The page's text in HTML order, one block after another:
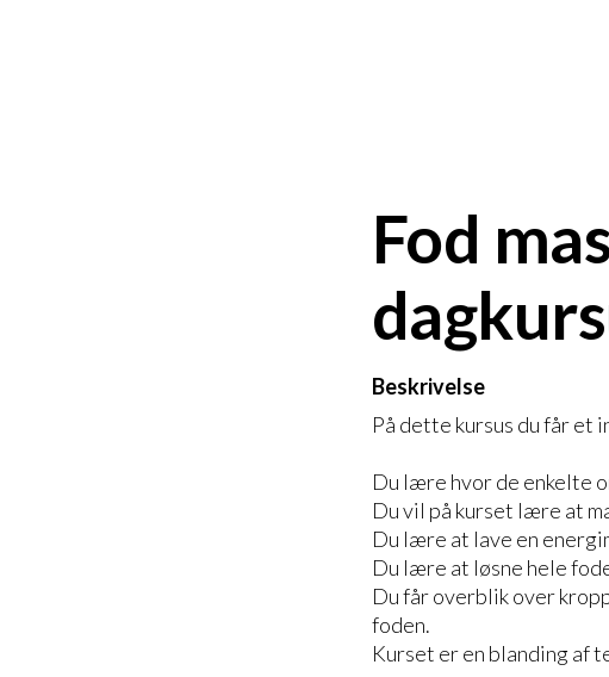
Fod
Beskrivelse
På dette kursus du får et
Du lære hvor de enkelte
Du vil på kurset lære at
Du lære at lave en
Du lære at løsne hele
Du får overblik over
foden.
Kurset er en blanding af